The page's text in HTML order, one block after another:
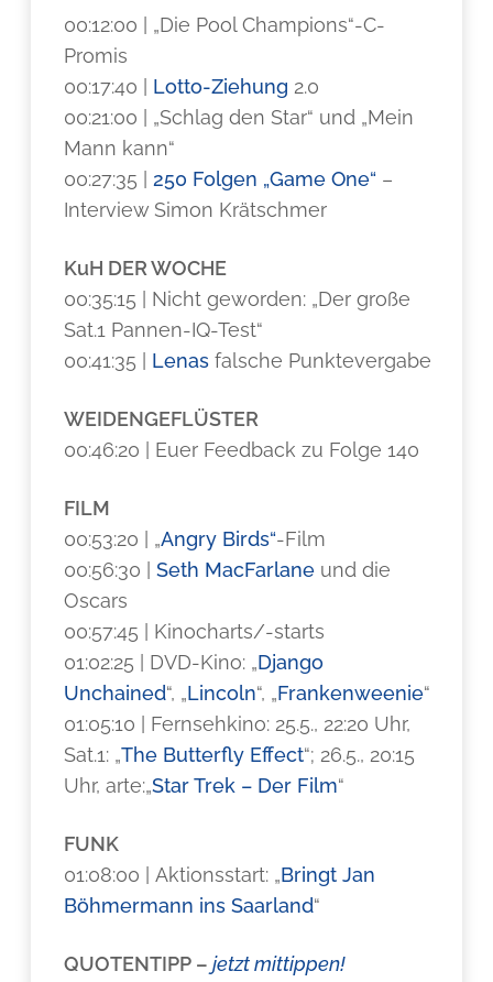
00:12:00 | „Die Pool Champions“-C-
Promis
00:17:40 | Lotto-Ziehung 2.0
00:21:00 | „Schlag den Star“ und „Mein
Mann kann“
00:27:35 | 250 Folgen „Game One“ –
Interview Simon Krätschmer
KuH DER WOCHE
00:35:15 | Nicht geworden: „Der große
Sat.1 Pannen-IQ-Test“
00:41:35 | Lenas falsche Punktevergabe
WEIDENGEFLÜSTER
00:46:20 | Euer Feedback zu Folge 140
FILM
00:53:20 | „Angry Birds“-Film
00:56:30 |Seth MacFarlane und die
Oscars
00:57:45 | Kinocharts/-starts
01:02:25 | DVD-Kino: „Django
Unchained“, „Lincoln“, „Frankenweenie“
01:05:10 | Fernsehkino: 25.5., 22:20 Uhr,
Sat.1: „The Butterfly Effect“; 26.5., 20:15
Uhr, arte:„Star Trek – Der Film“
FUNK
01:08:00 | Aktionsstart: „Bringt Jan
Böhmermann ins Saarland“
QUOTENTIPP –jetzt mittippen!